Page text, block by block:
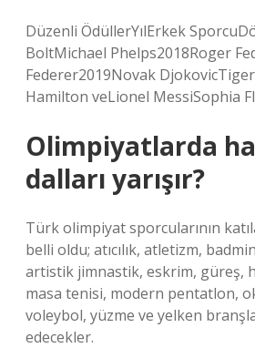
Düzenli ÖdüllerYılErkek
BoltMichael Phelps2018Roger
Federer2019Novak
Hamilton veLionel MessiSophia
Olimpiyatlarda
dalları yarışır?
Türk olimpiyat sporcularının
belli oldu; atıcılık, atletizm,
artistik jimnastik, eskrim, güreş,
masa tenisi, modern pentatlon,
voleybol, yüzme ve yelken
edecekler.